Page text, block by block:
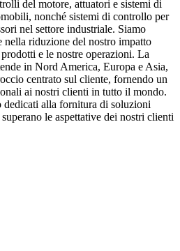
del motore, attuatori e sistemi di
nonché sistemi di controllo per
nel settore industriale. Siamo
nella riduzione del nostro impatto
e le nostre operazioni. La
in Nord America, Europa e Asia,
centrato sul cliente, fornendo un
ai nostri clienti in tutto il mondo.
dedicati alla fornitura di soluzioni
le aspettative dei nostri clienti